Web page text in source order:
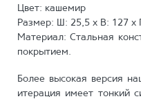
Цвет: кашемир
Размер: Ш: 25,5 х В: 127 х
Материал: Стальная
покрытием.
Более высокая версия
итерация имеет тонкий